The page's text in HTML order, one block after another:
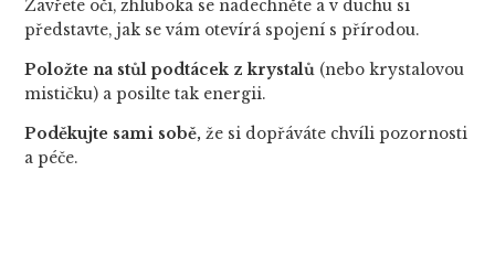
Zavřete oči, zhluboka se nadechněte a v duchu si
představte, jak se vám otevírá spojení s přírodou.
Položte na stůl podtácek z krystalů(nebo krystalovou
mističku) a posilte tak energii.
Poděkujte sami sobě, že si dopřáváte chvíli pozornosti
a péče.